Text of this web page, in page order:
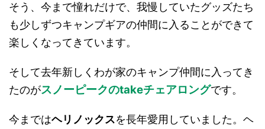
そう、今まで憧れだけで、我慢していたグッズたち
も少しずつキャンプギアの仲間に入ることができて
楽しくなってきています。
そして去年新しくわが家のキャンプ仲間に入ってき
たのがスノーピークのtakeチェアロングです。
今まではヘリノックスを長年愛用していました。ヘ